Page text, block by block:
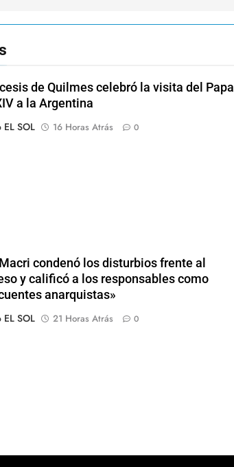
de Quilmes celebró la visita del Papa
a la Argentina
SOL
16 Horas Atrás 0
condenó los disturbios frente al
y calificó a los responsables como
anarquistas»
SOL
21 Horas Atrás 0